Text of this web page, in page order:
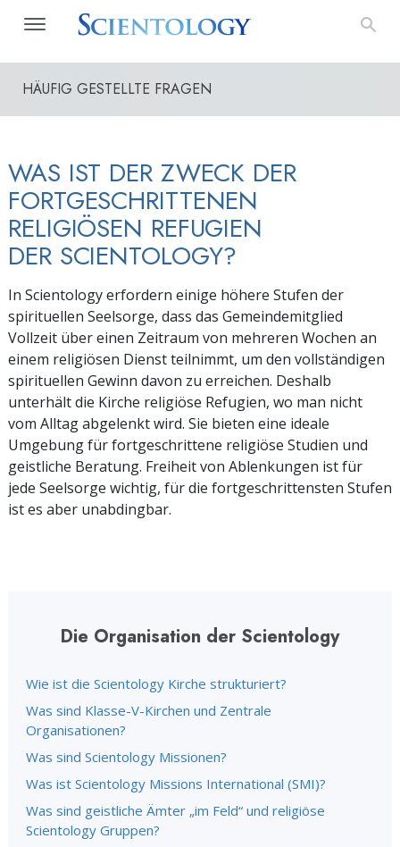
HÄUFIG GESTELLTE FRAGEN
WAS IST DER ZWECK DER
FORTGESCHRITTENEN
RELIGIÖSEN REFUGIEN
DER SCIENTOLOGY?
In Scientology erfordern einige höhere Stufen der
spirituellen Seelsorge, dass das Gemeindemitglied
Vollzeit über einen Zeitraum von mehreren Wochen an
einem religiösen Dienst teilnimmt, um den vollständigen
spirituellen Gewinn davon zu erreichen. Deshalb
unterhält die Kirche religiöse Refugien, wo man nicht
vom Alltag abgelenkt wird. Sie bieten eine ideale
Umgebung für fortgeschrittene religiöse Studien und
geistliche Beratung. Freiheit von Ablenkungen ist für
jede Seelsorge wichtig, für die fortgeschrittensten Stufen
ist es aber unabdingbar.
Die Organisation der Scientology
Wie ist die Scientology Kirche strukturiert?
Was sind Klasse-V-Kirchen und Zentrale
Organisationen?
Was sind Scientology Missionen?
Was ist Scientology Missions International (SMI)?
Was sind geistliche Ämter „im Feld“ und religiöse
Scientology Gruppen?